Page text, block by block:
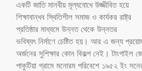
একটি জাতি মানবীয় মূল্যবোধে উজ্জীবিত হয়ে
শিক্ষাবান্ধব স্থিতিশীল সমাজ ও কার্যকর রাষ্ট্র
প্রতিষ্ঠার মাধ্যমে উন্নত থেকে উন্নতর
ভবিষ্যৎ নির্মাণে চেষ্টিত হয়। আর এ জন্য
অর্জনের সুশিক্ষার কোন বিকল্প নেই। টাংগাইল
পাকুটিয়া গ্রামে মনোরম পরিবেশে ১৯৫২ ইং